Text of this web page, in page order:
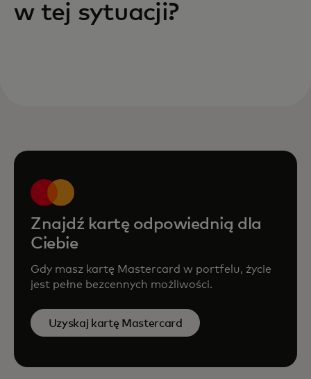
w tej sytuacji?
Znajdź kartę odpowiednią dla
Ciebie
Gdy masz kartę Mastercard w portfelu, życie
jest pełne bezcennych możliwości.
Uzyskaj kartę Mastercard